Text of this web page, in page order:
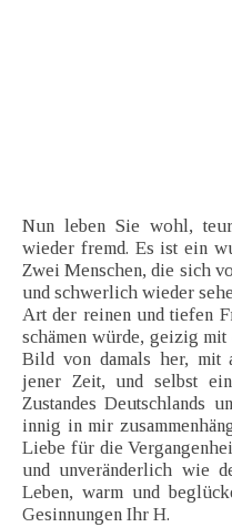
Nun leben Sie wohl,
wieder fremd. Es ist ein
Zwei Menschen, die sich
und schwerlich wieder
Art der reinen und tiefen
schämen würde, geizig
Bild von damals her, mit
jener Zeit, und selbst
Zustandes Deutschlands
innig in mir
Liebe für die
und unveränderlich wie
Leben, warm und
Gesinnungen Ihr H.